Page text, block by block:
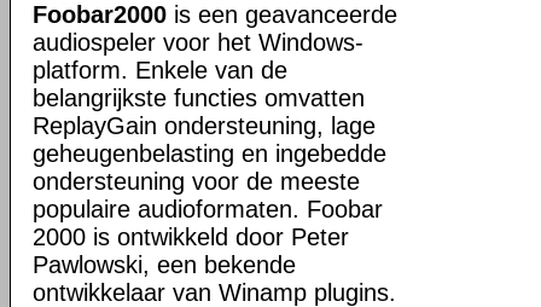
Foobar2000 is een geavanceerde
audiospeler voor het Windows-
platform. Enkele van de
belangrijkste functies omvatten
ReplayGain ondersteuning, lage
geheugenbelasting en ingebedde
ondersteuning voor de meeste
populaire audioformaten. Foobar
2000 is ontwikkeld door Peter
Pawlowski, een bekende
ontwikkelaar van Winamp plugins.